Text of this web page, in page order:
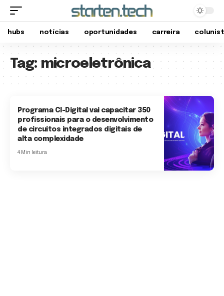
hubs notícias oportunidades carreira
Tag: microeletrônica
Programa CI-Digital vai capacitar 350
profissionais para o desenvolvimento
de circuitos integrados digitais de
alta complexidade
4 Min leitura